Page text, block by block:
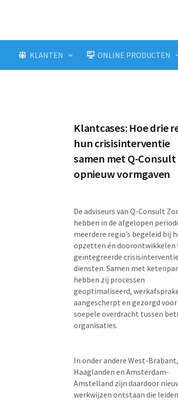
KLANTEN ONLINE PRODUCTEN
Klantcases: Hoe drie
hun crisisinterventie
samen met Q-
opnieuw vormgaven
De adviseurs van Q-Consult
hebben in de afgelopen
meerdere regio’s begeleid bij
opzetten én doorontwikkelen
geïntegreerde
diensten. Samen met
hebben zij processen
geoptimaliseerd,
aangescherpt en gezorgd voor
soepele overdracht tussen
organisaties.
In onder andere West-Brabant,
Haaglanden en Amsterdam-
Amstelland zijn daardoor
werkwijzen ontstaan die